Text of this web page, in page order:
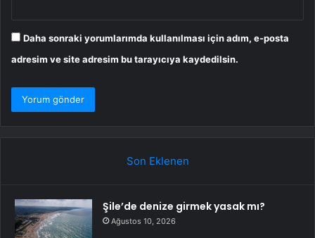
Daha sonraki yorumlarımda kullanılması için adım, e-posta
adresim ve site adresim bu tarayıcıya kaydedilsin.
Son Eklenen
Şile’de denize girmek yasak mı?
Ağustos 10, 2026